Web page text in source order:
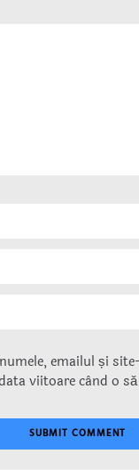
emailul și
viitoare când o